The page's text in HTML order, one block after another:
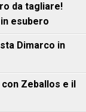
da tagliare!
esubero
Dimarco in
con Zeballos e il